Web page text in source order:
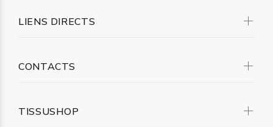
LIENS DIRECTS
CONTACTS
TISSUSHOP